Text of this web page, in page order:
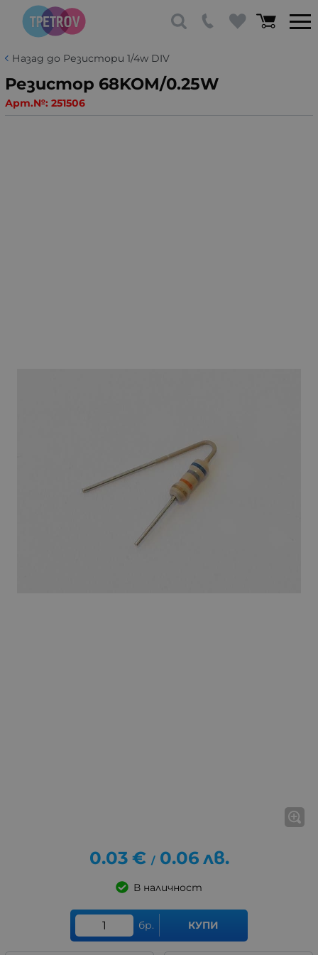
Назад до Резистори 1/4w DIV
Резистор 68KOM/0.25W
Арт.№: 251506
0.03 € / 0.06 лв.
В наличност
бр. КУПИ